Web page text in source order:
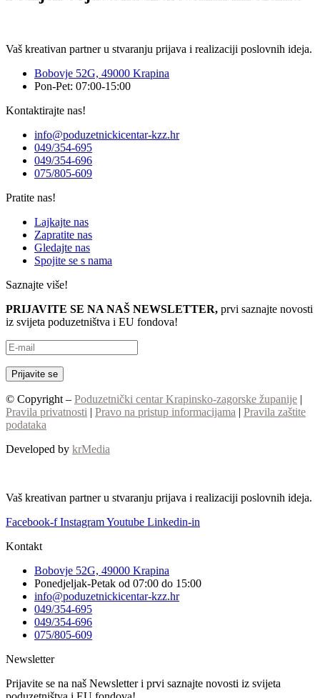
Vaš kreativan partner u stvaranju prijava i realizaciji poslovnih ideja.
Bobovje 52G, 49000 Krapina
Pon-Pet: 07:00-15:00
Kontaktirajte nas!
info@poduzetnickicentar-kzz.hr
049/354-695
049/354-696
075/805-609
Pratite nas!
Lajkajte nas
Zapratite nas
Gledajte nas
Spojite se s nama
Saznajte više!
PRIJAVITE SE NA NAŠ NEWSLETTER, prvi saznajte novosti
iz svijeta poduzetništva i EU fondova!
© Copyright – Poduzetnički centar Krapinsko-zagorske županije |
Pravila privatnosti | Pravo na pristup informacijama | Pravila zaštite
podataka
Developed by krMedia
Vaš kreativan partner u stvaranju prijava i realizaciji poslovnih ideja.
Facebook-f InstagramYoutube Linkedin-in
Kontakt
Bobovje 52G, 49000 Krapina
Ponedjeljak-Petak od 07:00 do 15:00
info@poduzetnickicentar-kzz.hr
049/354-695
049/354-696
075/805-609
Newsletter
Prijavite se na naš Newsletter i prvi saznajte novosti iz svijeta